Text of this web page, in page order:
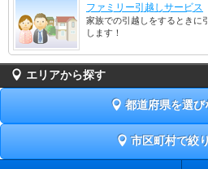
ファミリー引越しサービス
家族での引越しをするときに
します！
エリアから探す
都道府県を選び
市区町村で絞